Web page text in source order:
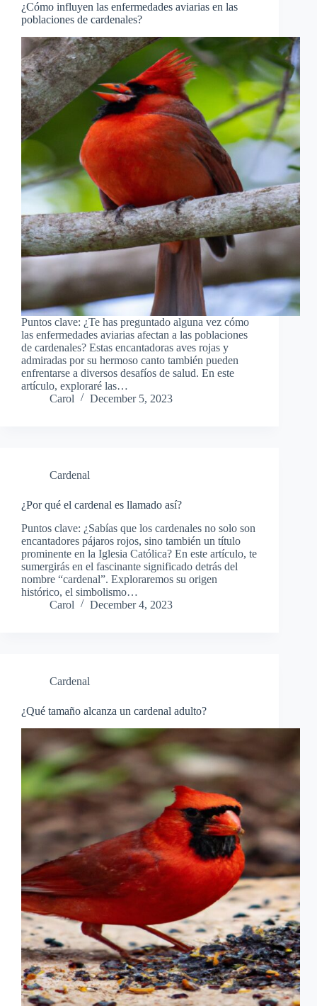
¿Cómo influyen las enfermedades aviarias en las
poblaciones de cardenales?
Puntos clave: ¿Te has preguntado alguna vez cómo
las enfermedades aviarias afectan a las poblaciones
de cardenales? Estas encantadoras aves rojas y
admiradas por su hermoso canto también pueden
enfrentarse a diversos desafíos de salud. En este
artículo, exploraré las…
Carol
December 5, 2023
Cardenal
¿Por qué el cardenal es llamado así?
Puntos clave: ¿Sabías que los cardenales no solo son
encantadores pájaros rojos, sino también un título
prominente en la Iglesia Católica? En este artículo, te
sumergirás en el fascinante significado detrás del
nombre “cardenal”. Exploraremos su origen
histórico, el simbolismo…
Carol
December 4, 2023
Cardenal
¿Qué tamaño alcanza un cardenal adulto?